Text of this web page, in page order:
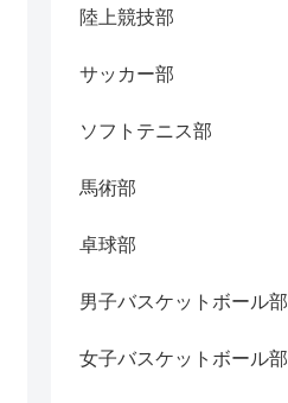
陸上競技部
サッカー部
ソフトテニス部
馬術部
卓球部
男子バスケットボール部
女子バスケットボール部